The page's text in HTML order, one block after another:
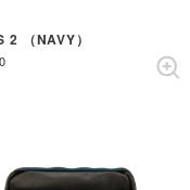
2 （NAVY）